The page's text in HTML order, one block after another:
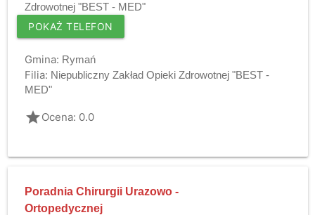
Zdrowotnej "BEST - MED"
POKAŻ TELEFON
Gmina: Rymań
Filia: Niepubliczny Zakład Opieki Zdrowotnej "BEST -
MED"
gradeOcena: 0.0
Poradnia Chirurgii Urazowo -
Ortopedycznej